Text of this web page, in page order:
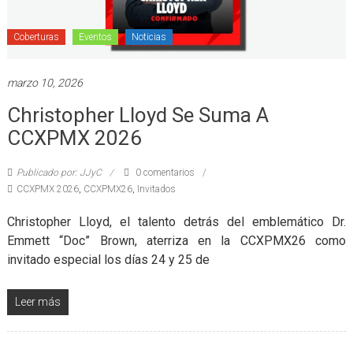
Coberturas Eventos Noticias
marzo 10, 2026
Christopher Lloyd Se Suma A
CCXPMX 2026
Publicado por: JJyC
0 comentarios
CCXPMX 2026, CCXPMX26, Invitados
Christopher Lloyd, el talento detrás del emblemático Dr.
Emmett “Doc” Brown, aterriza en la CCXPMX26 como
invitado especial los días 24 y 25 de
Leer más